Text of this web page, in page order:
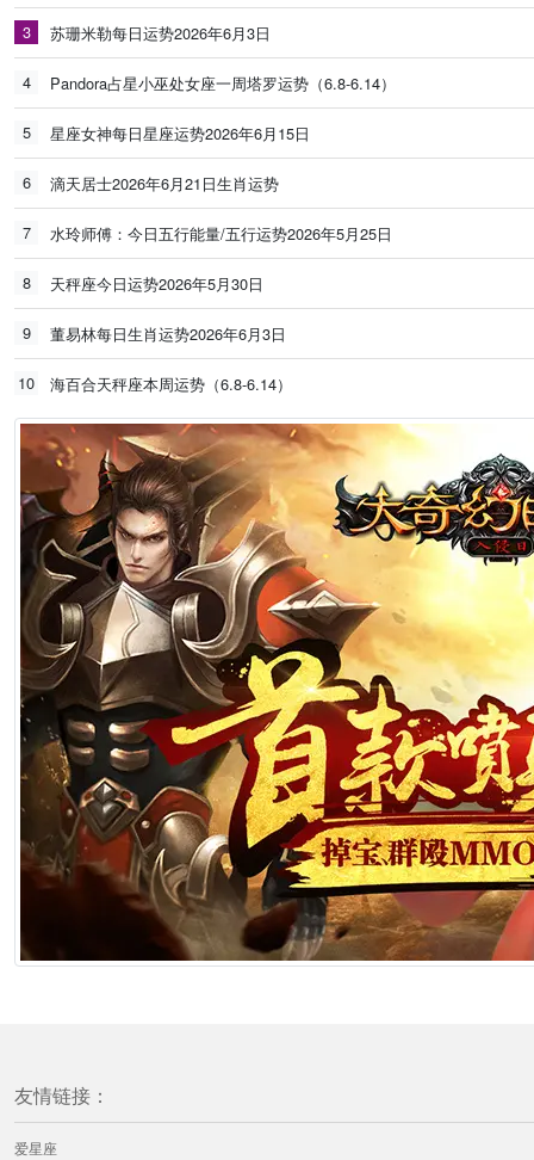
3 苏珊米勒每日运势2026年6月3日
4 Pandora占星小巫处女座一周塔罗运势（6.8-6.14）
5 星座女神每日星座运势2026年6月15日
6 滴天居士2026年6月21日生肖运势
7 水玲师傅：今日五行能量/五行运势2026年5月25日
8 天秤座今日运势2026年5月30日
9 董易林每日生肖运势2026年6月3日
10 海百合天秤座本周运势（6.8-6.14）
友情链接：
爱星座